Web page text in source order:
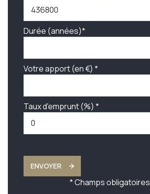
Durée (années)*
Votre apport (en €) *
Taux d'emprunt (%) *
ENVOYER
* Champs obligatoires